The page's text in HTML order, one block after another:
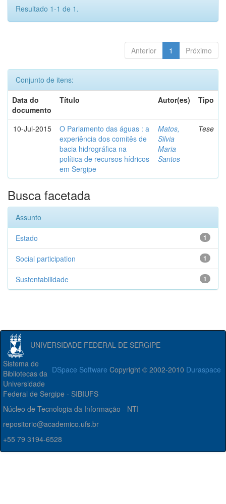
Resultado 1-1 de 1.
Anterior 1 Próximo
Conjunto de itens:
Data do
documento
Título Autor(es) Tipo
10-Jul-2015
O Parlamento das águas : a
experiência dos comitês de
bacia hidrográfica na
política de recursos hídricos
em Sergipe
Matos,
Silvia
Maria
Santos
Tese
Busca facetada
Assunto
1
Estado
1
Social participation
1
Sustentabilidade
UNIVERSIDADE FEDERAL DE SERGIPE
DSpace Software Copyright © 2002-2010 Duraspace
Sistema de
Bibliotecas da
Universidade
Federal de Sergipe - SIBIUFS
Núcleo de Tecnologia da Informação - NTI
repositorio@academico.ufs.br
+55 79 3194-6528